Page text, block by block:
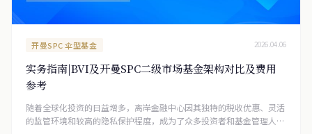
开曼SPC 伞型基金 2026.04.06
实务指南|BVI及开曼SPC二级市场基金架构对比及费用
参考
随着全球化投资的日益增多，离岸金融中心因其独特的税收优惠、灵活
的监管环境和较高的隐私保护程度，成为了众多投资者和基金管理人的